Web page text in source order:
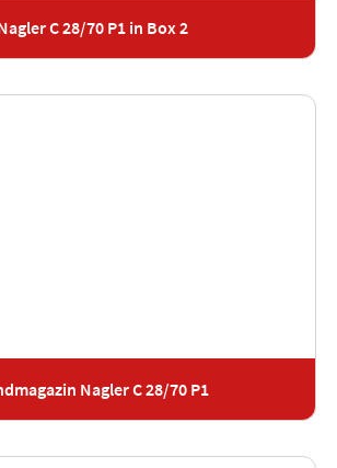
C 28/70 P1 in Box 2
Nagler C 28/70 P1